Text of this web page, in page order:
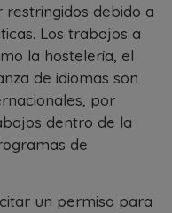
debido a
Los trabajos a
la hostelería, el
de idiomas son
por
dentro de la
de
un permiso para